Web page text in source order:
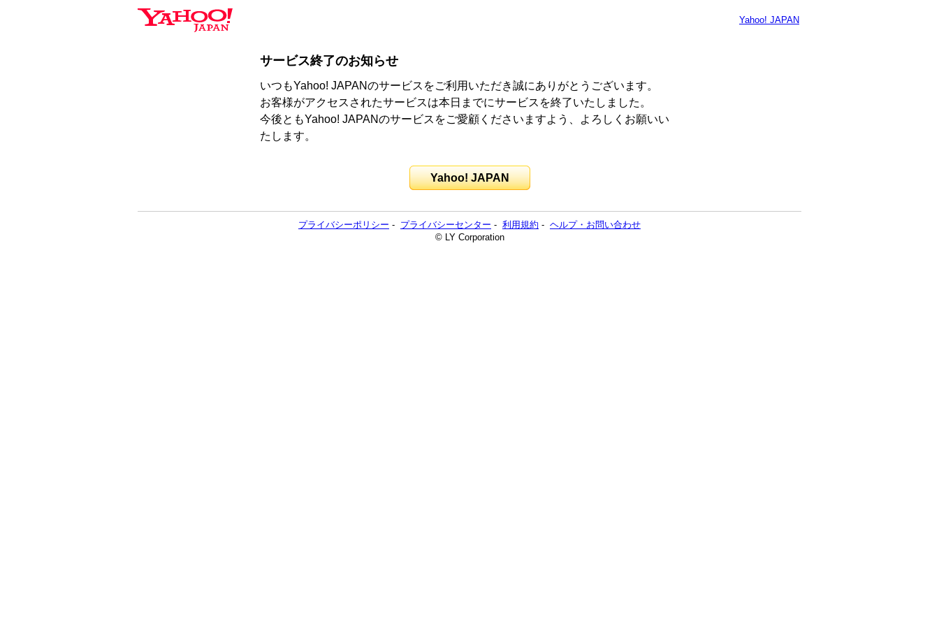
Yahoo! JAPAN
サービス終了のお知らせ
いつもYahoo! JAPANのサービスをご利用いただき誠にありがとうございます。
お客様がアクセスされたサービスは本日までにサービスを終了いたしました。
今後ともYahoo! JAPANのサービスをご愛顧くださいますよう、よろしくお願いい
たします。
Yahoo! JAPAN
プライバシーポリシー - プライバシーセンター - 利用規約 - ヘルプ・お問い合わせ
© LY Corporation